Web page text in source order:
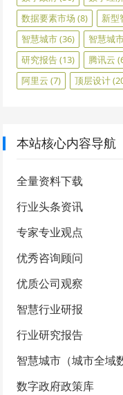
数据要素市场 (8) 新型
智慧城市(36) 智慧城
研究报告(13) 腾讯云
阿里云 (7) 顶层设计
本站核心内容导航
全量资料下载
行业头条资讯
专家专业观点
优秀咨询顾问
优质公司观察
智慧行业研报
行业研究报告
智慧城市（城市全域
数字政府政策库